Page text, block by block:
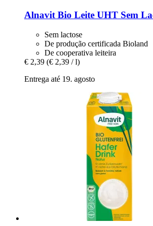
Alnavit Bio Leite UHT Sem
Sem lactose
De produção certificada Bioland
De cooperativa leiteira
€ 2,39 (€ 2,39 / l)
Entrega até 19. agosto